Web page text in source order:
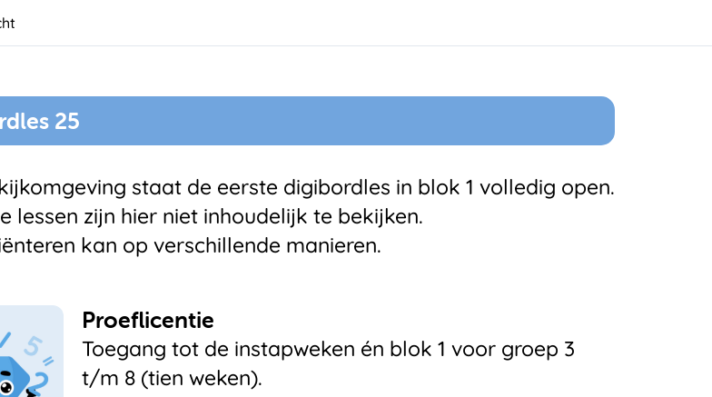
25
staat de eerste digibordles in blok 1 volledig open.
lessen zijn hier niet inhoudelijk te bekijken.
kan op verschillende manieren.
Proeflicentie
Toegang tot de instapweken én blok 1 voor groep 3
t/m 8 (tien weken).